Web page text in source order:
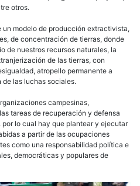
otros.
modelo de producción extractivista,
de concentración de tierras, donde
de nuestros recursos naturales, la
de las tierras, con
atropello permanente a
las luchas sociales.
campesinas,
tareas de recuperación y defensa
lo cual hay que plantear y ejecutar
a partir de las ocupaciones
como una responsabilidad política e
democráticas y populares de